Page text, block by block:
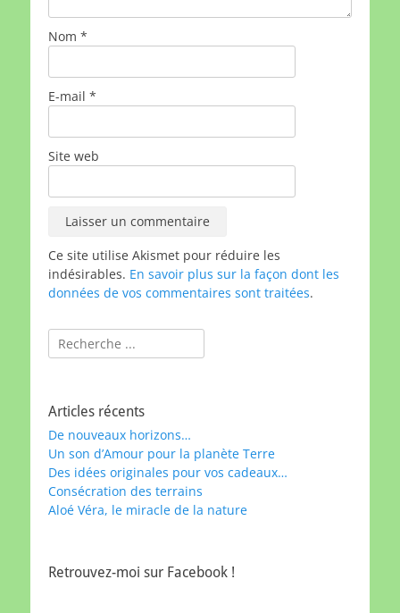
Nom *
E-mail *
Site web
Ce site utilise Akismet pour réduire les
indésirables. En savoir plus sur la façon dont les
données de vos commentaires sont traitées.
Rechercher :
Articles récents
De nouveaux horizons…
Un son d’Amour pour la planète Terre
Des idées originales pour vos cadeaux…
Consécration des terrains
Aloé Véra, le miracle de la nature
Retrouvez-moi sur Facebook !